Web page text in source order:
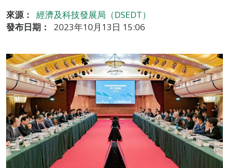
來源：
經濟及科技發展局（DSEDT）
發布日期：
2023年10月13日 15:06